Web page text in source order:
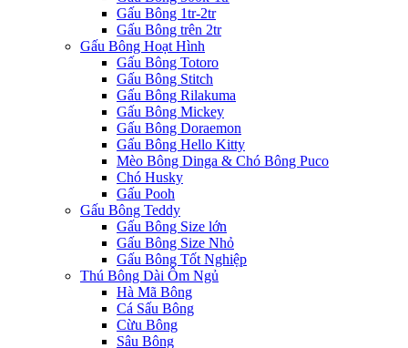
Gấu Bông 1tr-2tr
Gấu Bông trên 2tr
Gấu Bông Hoạt Hình
Gấu Bông Totoro
Gấu Bông Stitch
Gấu Bông Rilakuma
Gấu Bông Mickey
Gấu Bông Doraemon
Gấu Bông Hello Kitty
Mèo Bông Dinga & Chó Bông Puco
Chó Husky
Gấu Pooh
Gấu Bông Teddy
Gấu Bông Size lớn
Gấu Bông Size Nhỏ
Gấu Bông Tốt Nghiệp
Thú Bông Dài Ôm Ngủ
Hà Mã Bông
Cá Sấu Bông
Cừu Bông
Sâu Bông